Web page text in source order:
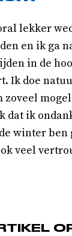
lekker
en ik ga
in de
Ik doe
zoveel
dat ik
winter ben
veel